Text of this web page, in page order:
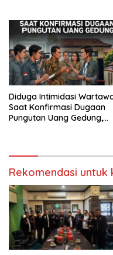
Diduga Intimidasi
Saat Konfirmasi Dugaan
Pungutan Uang Gedung,
Rekomendasi untuk